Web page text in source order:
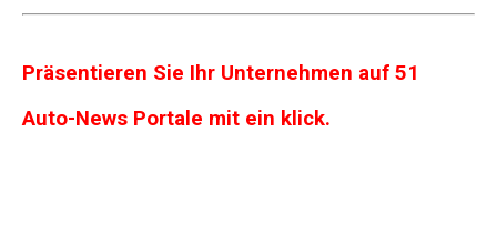
Präsentieren Sie Ihr Unternehmen auf 51
Auto-News Portale mit ein klick.